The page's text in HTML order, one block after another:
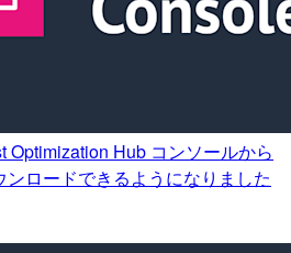
Optimization Hub コンソールから
ロードできるようになりました